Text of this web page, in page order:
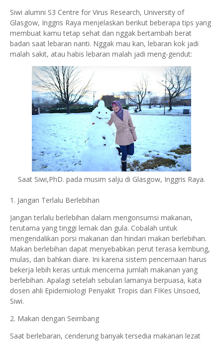
Siwi alumni S3 Centre for Virus Research, University of
Glasgow, Inggris Raya menjelaskan berikut beberapa tips yang
membuat kamu tetap sehat dan nggak bertambah berat
badan saat lebaran nanti. Nggak mau kan, lebaran kok jadi
malah sakit, atau habis lebaran malah jadi meng-gendut:
Saat Siwi,PhD. pada musim salju di Glasgow, Inggris Raya.
1. Jangan Terlalu Berlebihan
Jangan terlalu berlebihan dalam mengonsumsi makanan,
terutama yang tinggi lemak dan gula. Cobalah untuk
mengendalikan porsi makanan dan hindari makan berlebihan.
Makan berlebihan dapat menyebabkan perut terasa kembung,
mulas, dan bahkan diare. Ini karena sistem pencernaan harus
bekerja lebih keras untuk mencerna jumlah makanan yang
berlebihan. Apalagi setelah sebulan lamanya berpuasa, kata
dosen ahli Epidemiologi Penyakit Tropis dari FIKes Unsoed,
Siwi.
2. Makan dengan Seimbang
Saat berlebaran, cenderung banyak tersedia makanan lezat